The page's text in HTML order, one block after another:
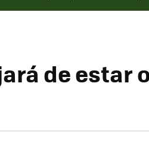
de estar